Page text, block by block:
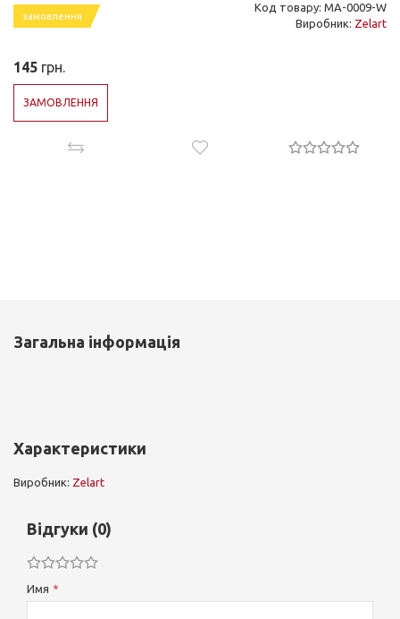
замовлення
Код товару: MA-0009-W
Виробник: Zelart
145 грн.
ЗАМОВЛЕННЯ
Загальна інформація
Характеристики
Виробник: Zelart
Відгуки (0)
Имя